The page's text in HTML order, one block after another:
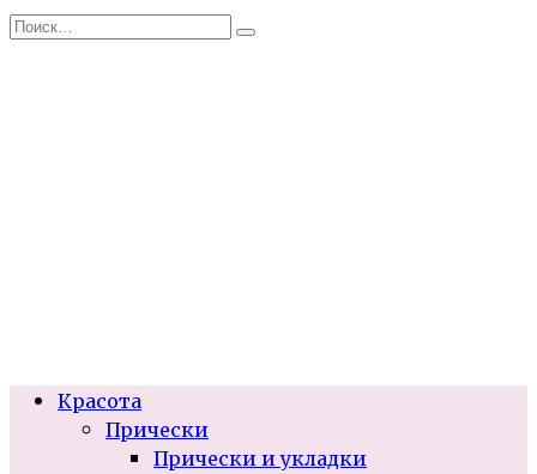
Перейти
Search
Красота
Прически
Прически и укладки